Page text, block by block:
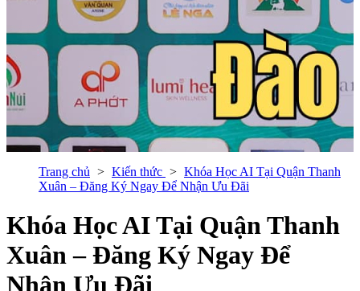
Trang chủ Kiến thức
Khóa Học AI Tại Quận Thanh
Xuân – Đăng Ký Ngay Để Nhận Ưu Đãi
Khóa Học AI Tại Quận Thanh
Xuân – Đăng Ký Ngay Để
Nhận Ưu Đãi